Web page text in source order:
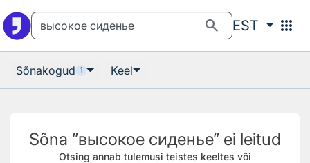
search EST apps
Sõnakogud 1 Keel
Sõna ”высокое сиденье” ei leitud
Otsing annab tulemusi teistes keeltes või